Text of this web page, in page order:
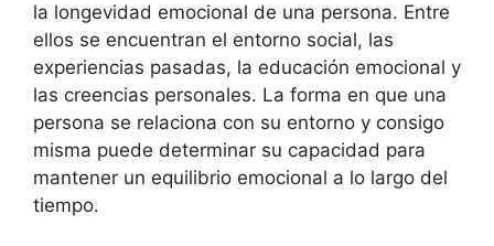
la longevidad emocional de una persona. Entre
ellos se encuentran el entorno social, las
experiencias pasadas, la educación emocional y
las creencias personales. La forma en que una
persona se relaciona con su entorno y consigo
misma puede determinar su capacidad para
mantener un equilibrio emocional a lo largo del
tiempo.